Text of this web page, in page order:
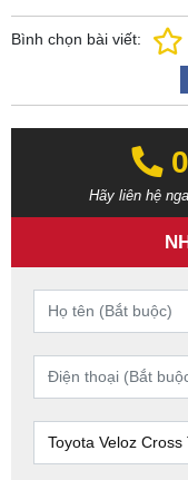
Hãy liên hệ
Bình chọn bài viết: